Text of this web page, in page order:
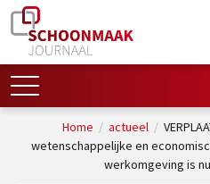
Home / actueel /
wetenschappelijke en
werkomgeving is